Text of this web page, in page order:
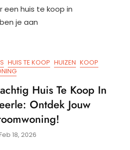
een huis te koop in
je aan
HUIS TE KOOP HUIZEN KOOP
Huis Te Koop In
Ontdek Jouw
18, 2026